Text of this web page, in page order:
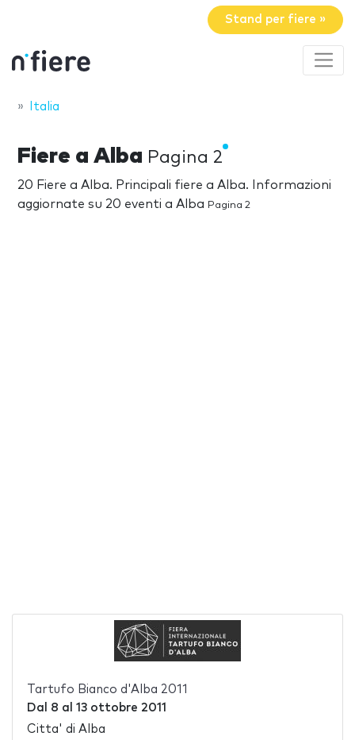
Stand per fiere »
Italia
Fiere a Alba Pagina 2
20 Fiere a Alba. Principali fiere a Alba. Informazioni
aggiornate su 20 eventi a Alba Pagina 2
Tartufo Bianco d'Alba 2011
Dal 8 al 13 ottobre 2011
Citta' di Alba